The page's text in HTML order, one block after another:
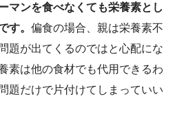
マンを食べなくても栄養素とし
す。 偏食の場合、親は栄養素不
題が出てくるのではと心配にな
素は他の食材でも代用できるわ
題だけで片付けてしまっていい